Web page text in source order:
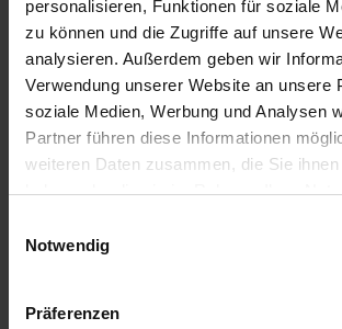
personalisieren, Funktionen für soziale
zu können und die Zugriffe auf unsere
analysieren. Außerdem geben wir
Verwendung unserer Website an unsere
soziale Medien, Werbung und Analysen
Partner führen diese Informationen
weiteren Daten zusammen, die Sie
haben oder die sie im Rahmen Ihrer
Cookies, wenn Sie unsere Webseite
Notwendig
Präferenzen
Streifen.
Anreiz
War diese Bewertung hilfreich? Ja Melden
R
Verified Customer